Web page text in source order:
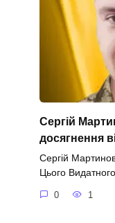
Сергій
досягнення
Сергій
Цього Видатного
0 1